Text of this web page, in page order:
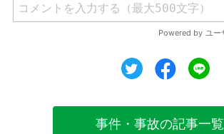
ツイートシェア
事件・事故の記事一覧